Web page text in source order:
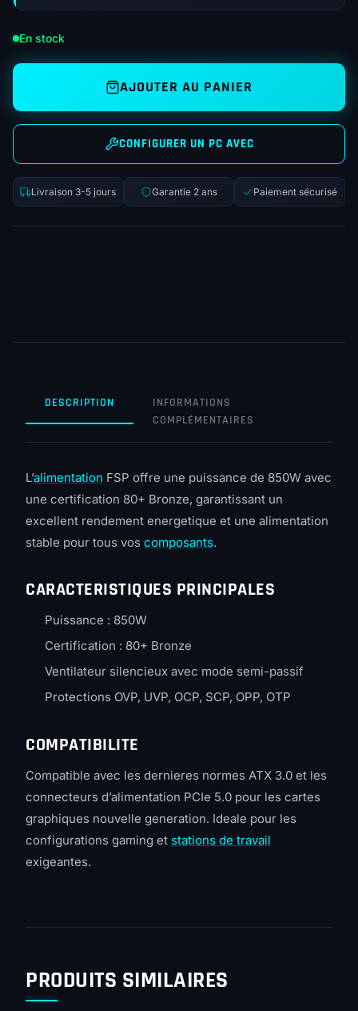
En stock
AJOUTER AU PANIER
CONFIGURER UN PC AVEC
Livraison 3-5 jours Garantie 2 ans Paiement sécurisé
DESCRIPTION
INFORMATIONS
COMPLÉMENTAIRES
L’alimentation FSP offre une puissance de 850W avec
une certification 80+ Bronze, garantissant un
excellent rendement energetique et une alimentation
stable pour tous vos composants.
CARACTERISTIQUES PRINCIPALES
Puissance : 850W
Certification : 80+ Bronze
Ventilateur silencieux avec mode semi-passif
Protections OVP, UVP, OCP, SCP, OPP, OTP
COMPATIBILITE
Compatible avec les dernieres normes ATX 3.0 et les
connecteurs d’alimentation PCIe 5.0 pour les cartes
graphiques nouvelle generation. Ideale pour les
configurations gaming et stations de travail
exigeantes.
PRODUITS SIMILAIRES